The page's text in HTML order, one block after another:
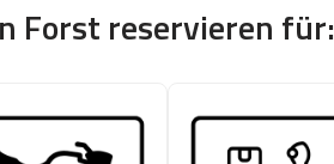
Forst reservieren für: